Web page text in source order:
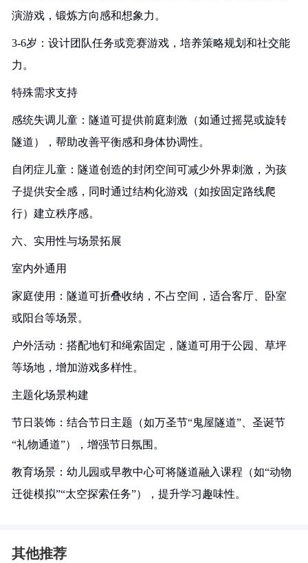
演游戏，锻炼方向感和想象力。
3-6岁：设计团队任务或竞赛游戏，培养策略规划和社交能
力。
特殊需求支持
感统失调儿童：隧道可提供前庭刺激（如通过摇晃或旋转
隧道），帮助改善平衡感和身体协调性。
自闭症儿童：隧道创造的封闭空间可减少外界刺激，为孩
子提供安全感，同时通过结构化游戏（如按固定路线爬
行）建立秩序感。
六、实用性与场景拓展
室内外通用
家庭使用：隧道可折叠收纳，不占空间，适合客厅、卧室
或阳台等场景。
户外活动：搭配地钉和绳索固定，隧道可用于公园、草坪
等场地，增加游戏多样性。
主题化场景构建
节日装饰：结合节日主题（如万圣节“鬼屋隧道”、圣诞节
“礼物通道”），增强节日氛围。
教育场景：幼儿园或早教中心可将隧道融入课程（如“动物
迁徙模拟”“太空探索任务”），提升学习趣味性。
其他推荐